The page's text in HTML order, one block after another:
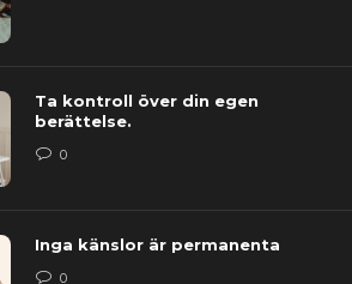
Ta kontroll över din egen
berättelse.
0
Inga känslor är permanenta
0